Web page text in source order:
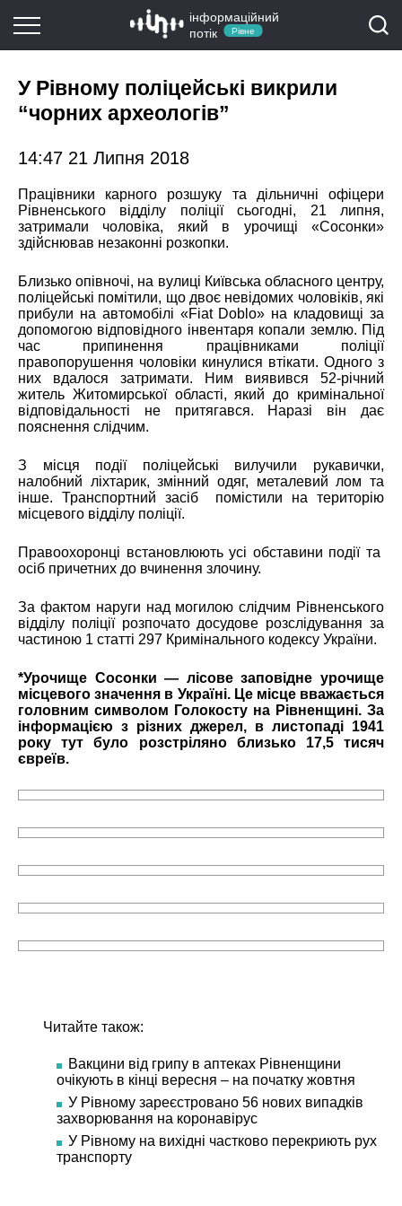
інформаційний
потік
Рівне
У Рівному поліцейські викрили
“чорних археологів”
14:47 21 Липня 2018
Працівники карного розшуку та дільничні офіцери
Рівненського відділу поліції сьогодні, 21 липня,
затримали чоловіка, який в урочищі «Сосонки»
здійснював незаконні розкопки.
Близько опівночі, на вулиці Київська обласного центру,
поліцейські помітили, що двоє невідомих чоловіків, які
прибули на автомобілі «Fiat Doblo» на кладовищі за
допомогою відповідного інвентаря копали землю. Під
час припинення працівниками поліції
правопорушення чоловіки кинулися втікати. Одного з
них вдалося затримати. Ним виявився 52-річний
житель Житомирської області, який до кримінальної
відповідальності не притягався. Наразі він дає
пояснення слідчим.
З місця події поліцейські вилучили рукавички,
налобний ліхтарик, змінний одяг, металевий лом та
інше. Транспортний засіб помістили на територію
місцевого відділу поліції.
Правоохоронці встановлюють усі обставини події та
осіб причетних до вчинення злочину.
За фактом наруги над могилою слідчим Рівненського
відділу поліції розпочато досудове розслідування за
частиною 1 статті 297 Кримінального кодексу України.
*Урочище Сосонки — лісове заповідне урочище
місцевого значення в Україні. Це місце вважається
головним символом Голокосту на Рівненщині. За
інформацією з різних джерел, в листопаді 1941
року тут було розстріляно близько 17,5 тисяч
євреїв.
Читайте також:
Вакцини від грипу в аптеках Рівненщини
очікують в кінці вересня – на початку жовтня
У Рівному зареєстровано 56 нових випадків
захворювання на коронавірус
У Рівному на вихідні частково перекриють рух
транспорту